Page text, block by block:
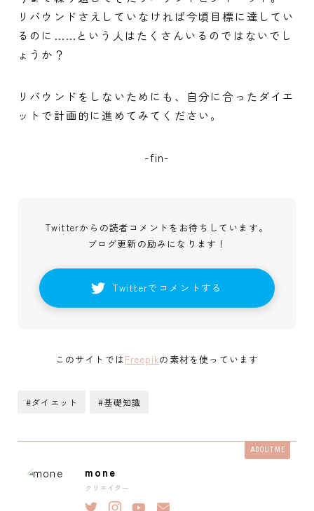
リバウンドさえしていなければ今頃目標に達してい
るのに……という人はたくさんいるのではないでし
ょうか？
リバウンドをしないためにも、自分に合ったダイエ
ットで計画的に進めてみてください。
-fin-
Twitterからの読者コメントをお待ちしています。
ブログ更新の励みになります！
Twitterでコメントする
このサイトではFreepikの素材を使っています
#ダイエット #基礎知識
ABOUT ME
mone
クリエイター